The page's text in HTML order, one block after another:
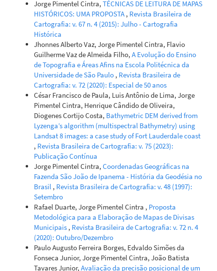
Jorge Pimentel Cintra, TÉCNICAS DE LEITURA DE MAPAS
HISTÓRICOS: UMA PROPOSTA , Revista Brasileira de
Cartografia: v. 67 n. 4 (2015): Julho - Cartografia
Histórica
Jhonnes Alberto Vaz, Jorge Pimentel Cintra, Flavio
Guilherme Vaz de Almeida Filho, A Evolução do Ensino
de Topografia e Áreas Afins na Escola Politécnica da
Universidade de São Paulo , Revista Brasileira de
Cartografia: v. 72 (2020): Especial de 50 anos
César Francisco de Paula, Luis Antônio de Lima, Jorge
Pimentel Cintra, Henrique Cândido de Oliveira,
Diogenes Cortijo Costa, Bathymetric DEM derived from
Lyzenga’s algorithm (multispectral Bathymetry) using
Landsat 8 images: a case study of Fort Lauderdale coast
, Revista Brasileira de Cartografia: v. 75 (2023):
Publicação Contínua
Jorge Pimentel Cintra, Coordenadas Geográficas na
Fazenda São João de Ipanema - História da Geodésia no
Brasil , Revista Brasileira de Cartografia: v. 48 (1997):
Setembro
Rafael Duarte, Jorge Pimentel Cintra , Proposta
Metodológica para a Elaboração de Mapas de Divisas
Municipais , Revista Brasileira de Cartografia: v. 72 n. 4
(2020): Outubro/Dezembro
Paulo Augusto Ferreira Borges, Edvaldo Simões da
Fonseca Junior, Jorge Pimentel Cintra, João Batista
Tavares Junior, Avaliação da precisão posicional de um